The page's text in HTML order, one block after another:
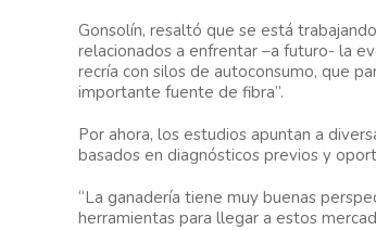
Gonsolín, resaltó que se está
relacionados a enfrentar –a futuro- la
recría con silos de autoconsumo, que
importante fuente de fibra”.
Por ahora, los estudios apuntan a
basados en diagnósticos previos y
“La ganadería tiene muy buenas
herramientas para llegar a estos